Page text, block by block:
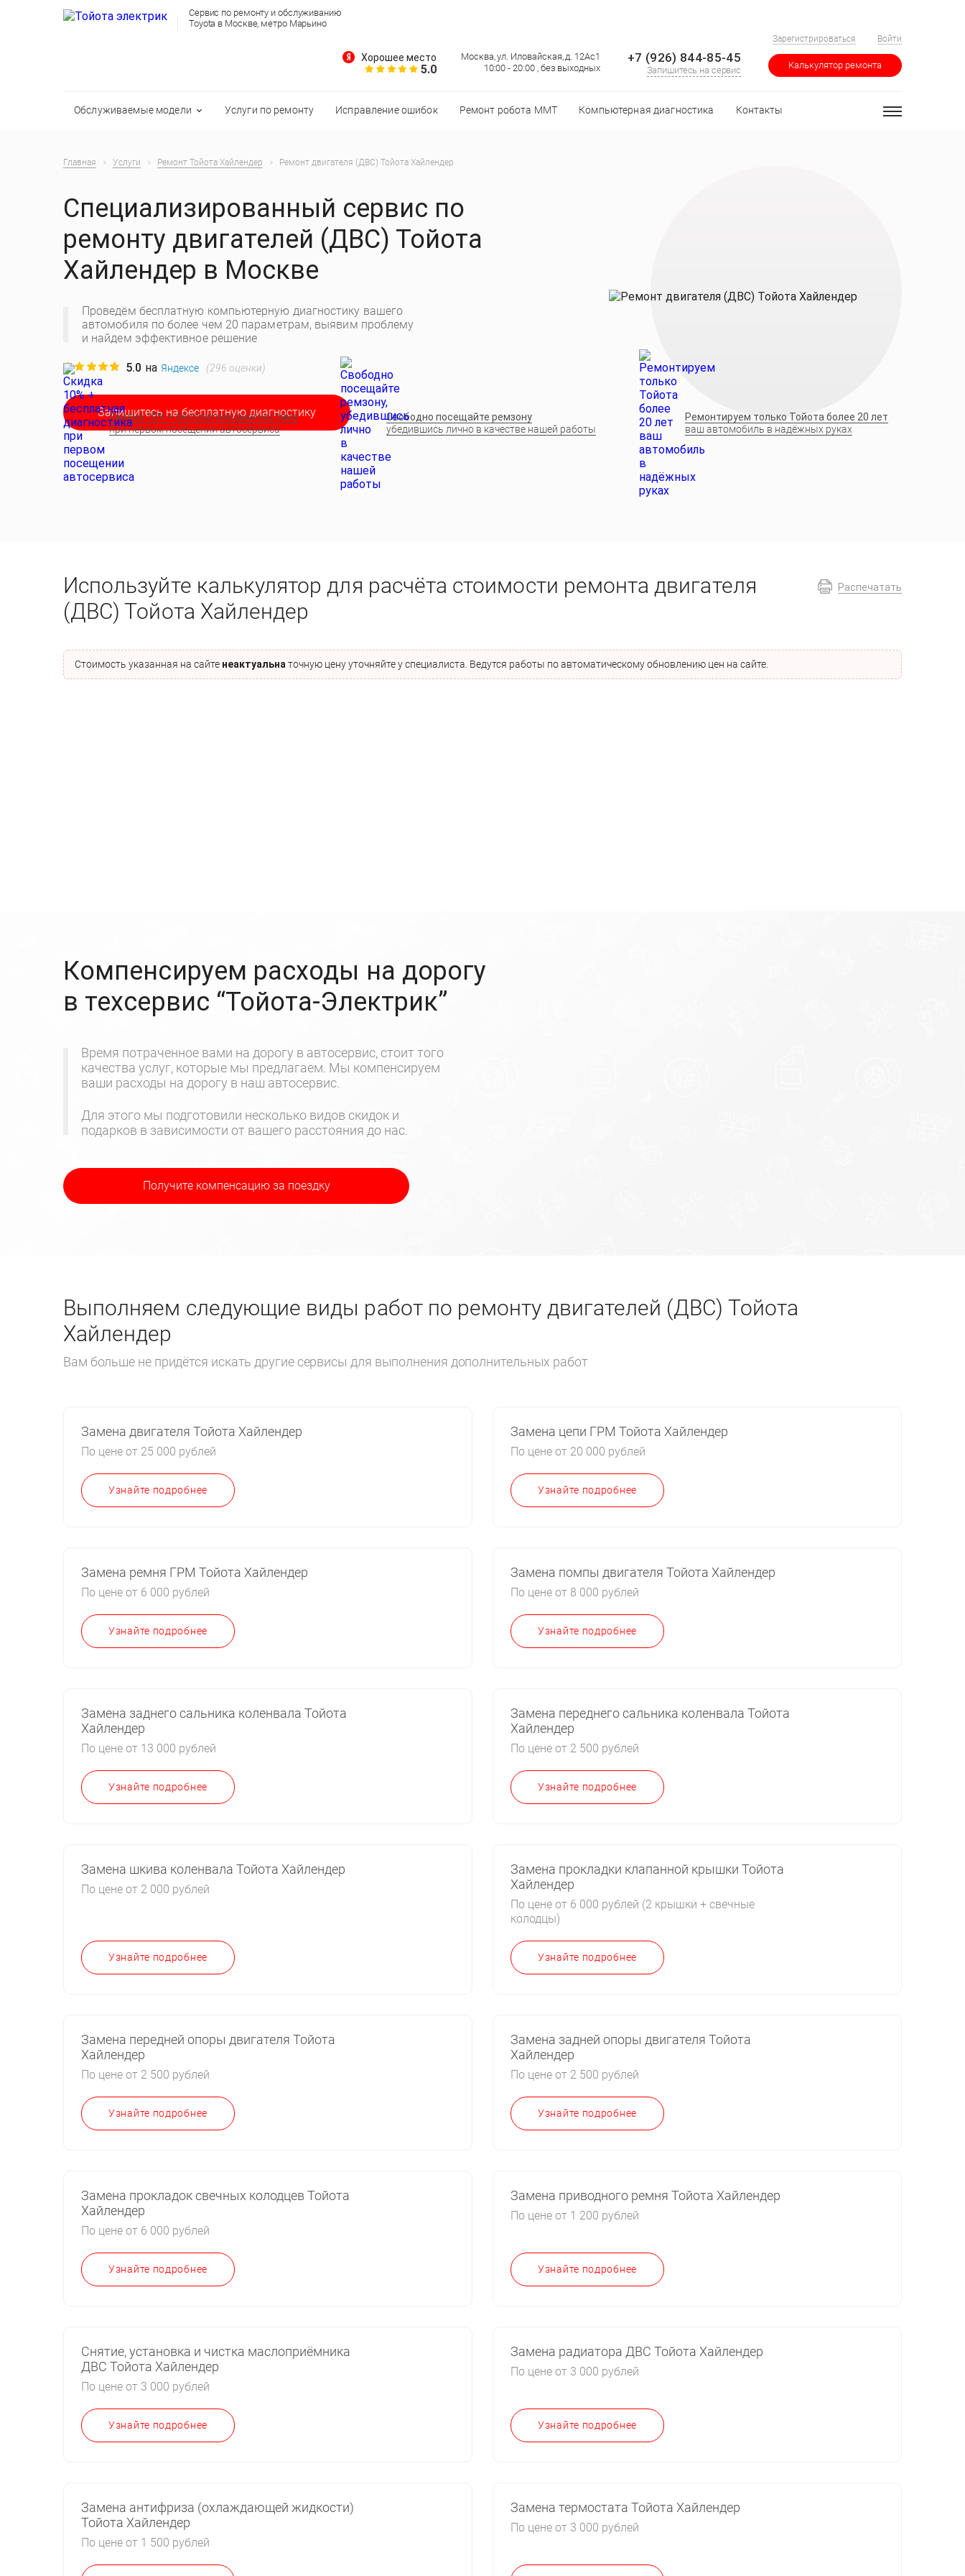
Сервис по ремонту и обслуживанию
Toyota в Москве, метро Марьино
Зарегистрироваться Войти
Хорошее место
5.0
Москва, ул. Иловайская, д. 12Ас1
10:00 - 20:00 , без выходных
+7 (926) 844-85-45
Запишитесь на сервис Калькулятор ремонта
Обслуживаемые модели Услуги по ремонту Исправление ошибок Ремонт робота MMT Компьютерная диагностика Контакты
Главная Услуги Ремонт Тойота Хайлендер Ремонт двигателя (ДВС) Тойота Хайлендер
Специализированный сервис по
ремонту двигателей (ДВС) Тойота
Хайлендер в Москве
Проведём бесплатную компьютерную диагностику вашего
автомобиля по более чем 20 параметрам, выявим проблему
и найдем эффективное решение
5.0 на Яндексе (296 оценки)
Запишитесь на бесплатную диагностику
Скидка 10% + бесплатная диагностика
при первом посещении автосервиса
Свободно посещайте ремзону
убедившись лично в качестве нашей работы
Ремонтируем только Тойота более 20 лет
ваш автомобиль в надёжных руках
Распечатать
Используйте калькулятор для расчёта стоимости ремонта двигателя
(ДВС) Тойота Хайлендер
Стоимость указанная на сайте неактуальна точную цену уточняйте у специалиста. Ведутся работы по автоматическому обновлению цен на сайте.
Компенсируем расходы на дорогу
в техсервис “Тойота-Электрик”
Время потраченное вами на дорогу в автосервис, стоит того
качества услуг, которые мы предлагаем. Мы компенсируем
ваши расходы на дорогу в наш автосервис.
Для этого мы подготовили несколько видов скидок и
подарков в зависимости от вашего расстояния до нас.
Получите компенсацию за поездку
Выполняем следующие виды работ по ремонту двигателей (ДВС) Тойота
Хайлендер
Вам больше не придётся искать другие сервисы для выполнения дополнительных работ
Замена двигателя Тойота Хайлендер
По цене от 25 000 рублей
Узнайте подробнее
Замена цепи ГРМ Тойота Хайлендер
По цене от 20 000 рублей
Узнайте подробнее
Замена ремня ГРМ Тойота Хайлендер
По цене от 6 000 рублей
Узнайте подробнее
Замена помпы двигателя Тойота Хайлендер
По цене от 8 000 рублей
Узнайте подробнее
Замена заднего сальника коленвала Тойота
Хайлендер
По цене от 13 000 рублей
Узнайте подробнее
Замена переднего сальника коленвала Тойота
Хайлендер
По цене от 2 500 рублей
Узнайте подробнее
Замена шкива коленвала Тойота Хайлендер
По цене от 2 000 рублей
Узнайте подробнее
Замена прокладки клапанной крышки Тойота
Хайлендер
По цене от 6 000 рублей (2 крышки + свечные
колодцы)
Узнайте подробнее
Замена передней опоры двигателя Тойота
Хайлендер
По цене от 2 500 рублей
Узнайте подробнее
Замена задней опоры двигателя Тойота
Хайлендер
По цене от 2 500 рублей
Узнайте подробнее
Замена прокладок свечных колодцев Тойота
Хайлендер
По цене от 6 000 рублей
Узнайте подробнее
Замена приводного ремня Тойота Хайлендер
По цене от 1 200 рублей
Узнайте подробнее
Снятие, установка и чистка маслоприёмника
ДВС Тойота Хайлендер
По цене от 3 000 рублей
Узнайте подробнее
Замена радиатора ДВС Тойота Хайлендер
По цене от 3 000 рублей
Узнайте подробнее
Замена антифриза (охлаждающей жидкости)
Тойота Хайлендер
По цене от 1 500 рублей
Замена термостата Тойота Хайлендер
По цене от 3 000 рублей